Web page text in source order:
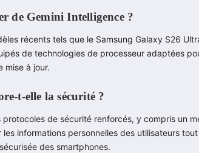
de Gemini Intelligence ?
récents tels que le Samsung Galaxy S26
de technologies de processeur adaptées
mise à jour.
t-elle la sécurité ?
de sécurité renforcés, y compris un
informations personnelles des utilisateurs
des smartphones.